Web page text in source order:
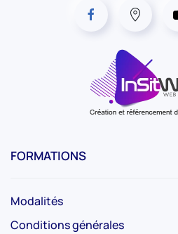
FORMATIONS
Modalités
Conditions générales